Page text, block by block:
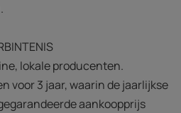
lokale producenten.
voor 3 jaar, waarin de jaarlijkse
aankoopprijs